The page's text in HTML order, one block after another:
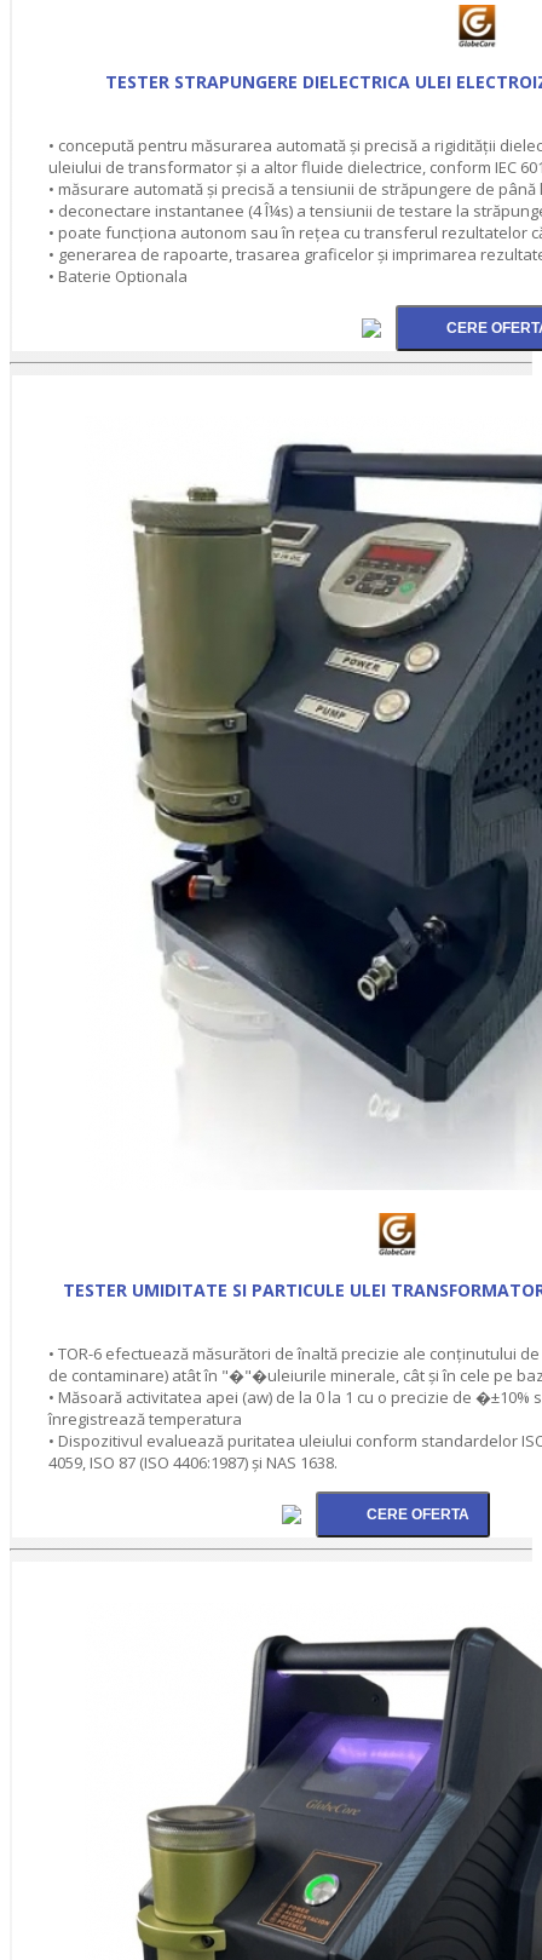
TESTER STRAPUNGERE DIELECTRICA ULEI
• concepută pentru măsurarea automată şi precisă a rigidităţii
uleiului de transformator şi a altor fluide dielectrice, conform IEC
• măsurare automată şi precisă a tensiunii de străpungere de până
• deconectare instantanee (4 Î¼s) a tensiunii de testare la
• poate funcţiona autonom sau în reţea cu transferul rezultatelor
• generarea de rapoarte, trasarea graficelor şi imprimarea
• Baterie Optionala
TESTER UMIDITATE SI PARTICULE ULEI
• TOR-6 efectuează măsurători de înaltă precizie ale conţinutului
de contaminare) atât în "�"�uleiurile minerale, cât şi în cele pe
• Măsoară activitatea apei (aw) de la 0 la 1 cu o precizie de �±10%
înregistrează temperatura
• Dispozitivul evaluează puritatea uleiului conform standardelor ISO
4059, ISO 87 (ISO 4406:1987) şi NAS 1638.